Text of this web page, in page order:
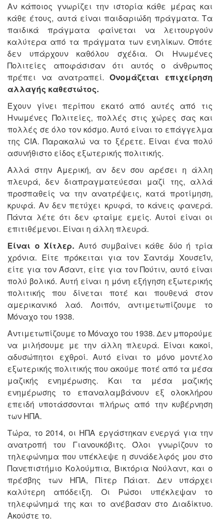
Αν κάποιος γνωρίζει την ιστορία κάθε μέρας και
κάθε έτους, αυτά είναι παιδαριώδη πράγματα. Τα
παιδικά πράγματα φαίνεται να λειτουργούν
καλύτερα από τα πράγματα των ενηλίκων. Οπότε
δεν υπάρχουν καθόλου σχέδια. Οι Ηνωμένες
Πολιτείες αποφάσισαν ότι αυτός ο άνθρωπος
πρέπει να ανατραπεί.Ονομάζεται επιχείρηση
αλλαγής καθεστώτος.
Έχουν γίνει περίπου εκατό από αυτές από τις
Ηνωμένες Πολιτείες, πολλές στις χώρες σας και
πολλές σε όλο τον κόσμο. Αυτό είναι το επάγγελμα
της CIA. Παρακαλώ να το ξέρετε. Είναι ένα πολύ
ασυνήθιστο είδος εξωτερικής πολιτικής.
Αλλά στην Αμερική, αν δεν σου αρέσει η άλλη
πλευρά, δεν διαπραγματεύεσαι μαζί της, αλλά
προσπαθείς να την ανατρέψεις, κατά προτίμηση,
κρυφά. Αν δεν πετύχει κρυφά, το κάνεις φανερά.
Πάντα λέτε ότι δεν φταίμε εμείς. Αυτοί είναι οι
επιτιθέμενοι. Είναι η άλλη πλευρά.
Είναι ο Χίτλερ. Αυτό συμβαίνει κάθε δύο ή τρία
χρόνια. Είτε πρόκειται για τον Σαντάμ Χουσεΐν,
είτε για τον Άσαντ, είτε για τον Πούτιν, αυτό είναι
πολύ βολικό. Αυτή είναι η μόνη εξήγηση εξωτερικής
πολιτικής που δίνεται ποτέ και πουθενά στον
αμερικανικό λαό. Λοιπόν, αντιμετωπίζουμε το
Μόναχο του 1938.
Αντιμετωπίζουμε το Μόναχο του 1938. Δεν μπορούμε
να μιλήσουμε με την άλλη πλευρά. Είναι κακοί,
αδυσώπητοι εχθροί. Αυτό είναι το μόνο μοντέλο
εξωτερικής πολιτικής που ακούμε ποτέ από τα μέσα
μαζικής ενημέρωσης. Και τα μέσα μαζικής
ενημέρωσης το επαναλαμβάνουν εξ ολοκλήρου
επειδή υποτάσσονται πλήρως από την κυβέρνηση
των ΗΠΑ.
Τώρα, το 2014, οι ΗΠΑ εργάστηκαν ενεργά για την
ανατροπή του Γιανουκόβιτς. Όλοι γνωρίζουν το
τηλεφώνημα που υπέκλεψε η συνάδελφός μου στο
Πανεπιστήμιο Κολούμπια, Βικτόρια Νούλαντ, και ο
πρέσβης των ΗΠΑ, Πίτερ Πάιατ. Δεν υπάρχει
καλύτερη απόδειξη. Οι Ρώσοι υπέκλεψαν το
τηλεφώνημά της και το ανέβασαν στο Διαδίκτυο.
Ακούστε το.